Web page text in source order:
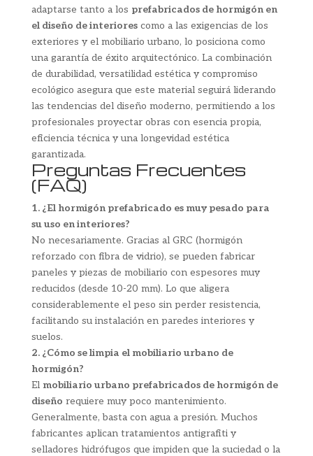
adaptarse tanto a los prefabricados de hormigón en
el diseño de interiorescomo a las exigencias de los
exteriores y el mobiliario urbano, lo posiciona como
una garantía de éxito arquitectónico. La combinación
de durabilidad, versatilidad estética y compromiso
ecológico asegura que este material seguirá liderando
las tendencias del diseño moderno, permitiendo a los
profesionales proyectar obras con esencia propia,
eficiencia técnica y una longevidad estética
garantizada.
Preguntas Frecuentes
(FAQ)
1. ¿El hormigón prefabricado es muy pesado para
su uso en interiores?
No necesariamente. Gracias al GRC (hormigón
reforzado con fibra de vidrio), se pueden fabricar
paneles y piezas de mobiliario con espesores muy
reducidos (desde 10-20 mm). Lo que aligera
considerablemente el peso sin perder resistencia,
facilitando su instalación en paredes interiores y
suelos.
2. ¿Cómo se limpia el mobiliario urbano de
hormigón?
El mobiliario urbano prefabricados de hormigón de
diseño requiere muy poco mantenimiento.
Generalmente, basta con agua a presión. Muchos
fabricantes aplican tratamientos antigrafiti y
selladores hidrófugos que impiden que la suciedad o la